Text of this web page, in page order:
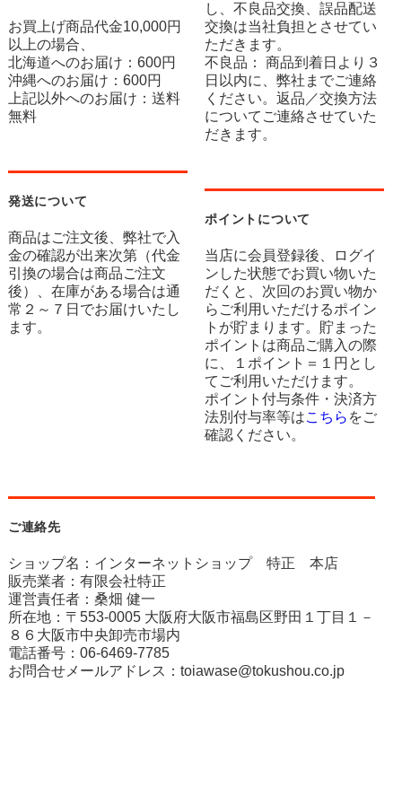
お買上げ商品代金10,000円
以上の場合、
北海道へのお届け：600円
沖縄へのお届け：600円
上記以外へのお届け：送料
無料
発送について
商品はご注文後、弊社で入
金の確認が出来次第（代金
引換の場合は商品ご注文
後）、在庫がある場合は通
常２～７日でお届けいたし
ます。
し、不良品交換、誤品配送
交換は当社負担とさせてい
ただきます。
不良品： 商品到着日より３
日以内に、弊社までご連絡
ください。返品／交換方法
についてご連絡させていた
だきます。
ポイントについて
当店に会員登録後、ログイ
ンした状態でお買い物いた
だくと、次回のお買い物か
らご利用いただけるポイン
トが貯まります。貯まった
ポイントは商品ご購入の際
に、１ポイント＝１円とし
てご利用いただけます。
ポイント付与条件・決済方
法別付与率等はこちら をご
確認ください。
ご連絡先
ショップ名：インターネットショップ 特正 本店
販売業者：有限会社特正
運営責任者：桑畑 健一
所在地：〒553-0005 大阪府大阪市福島区野田１丁目１－
８６大阪市中央卸売市場内
電話番号：06-6469-7785
お問合せメールアドレス： toiawase@tokushou.co.jp